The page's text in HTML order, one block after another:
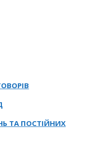
ТА ПОСТІЙНИХ